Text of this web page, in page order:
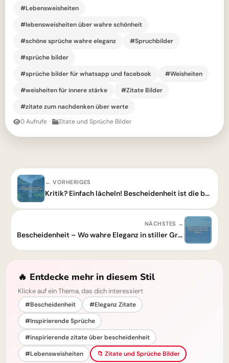
#Lebensweisheiten
#lebensweisheiten über wahre schönheit
#schöne sprüche wahre eleganz
#Spruchbilder
#sprüche bilder
#sprüche bilder für whatsapp und facebook
#Weisheiten
#weisheiten für innere stärke
#Zitate Bilder
#zitate zum nachdenken über werte
0 Aufrufe · Zitate und Sprüche Bilder
← VORHERIGES
Kritik? Einfach lächeln! Bescheidenheit ist die beste Antwort.
NÄCHSTES →
Bescheidenheit – Wo wahre Eleganz in stiller Größe erwacht | Tiefgründiger Spruch
🔥 Entdecke mehr in diesem Stil
Klicke auf ein Thema, das dich interessiert
#Bescheidenheit
#Eleganz Zitate
#Inspirierende Sprüche
#inspirierende zitate über bescheidenheit
#Lebensweisheiten
📁 Zitate und Sprüche Bilder